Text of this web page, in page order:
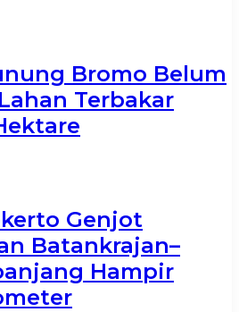
Bromo Belum
Terbakar
Genjot
Batankrajan–
Hampir